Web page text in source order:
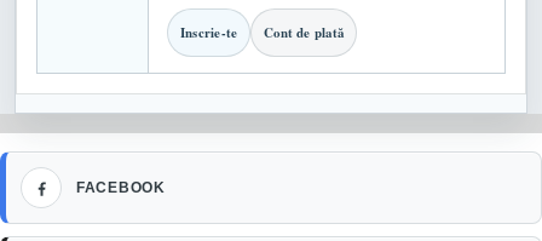
Inscrie-te Cont de plată
FACEBOOK
Facebook